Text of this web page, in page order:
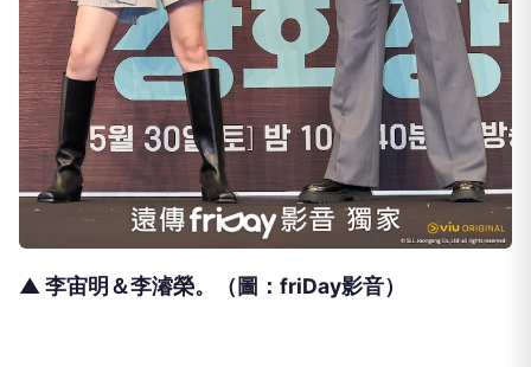
▲ 李宙明＆李濬榮。（圖：friDay影音）